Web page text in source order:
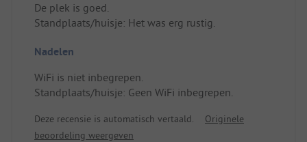
De plek is goed.
Standplaats/huisje: Het was erg rustig.
Nadelen
WiFi is niet inbegrepen.
Standplaats/huisje: Geen WiFi inbegrepen.
Deze recensie is automatisch vertaald.
Originele
beoordeling weergeven